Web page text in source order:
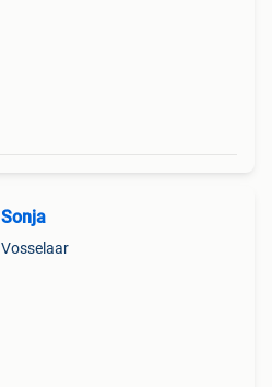
Sonja
Vosselaar